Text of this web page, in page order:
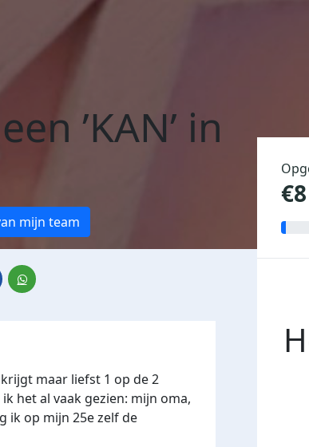
’KAN’ in
mijn team
maar liefst 1 op de 2
het al vaak gezien: mijn oma,
ik op mijn 25e zelf de
€8